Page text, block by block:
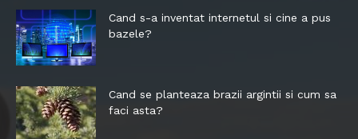
Cand s-a inventat internetul si cine a pus
bazele?
Cand se planteaza brazii argintii si cum sa
faci asta?